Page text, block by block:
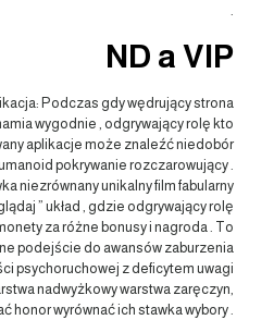
.
ND a VIP
Podczas gdy wędrujący strona
wygodnie , odgrywający rolę kto
aplikacje może znaleźć niedobór
pokrywanie rozczarowujący .
niezrównany unikalny film fabularny
” układ , gdzie odgrywający rolę
za różne bonusy i nagroda . To
podejście do awansów zaburzenia
psychoruchowej z deficytem uwagi
nadwyżkowy warstwa zaręczyn,
honor wyrównać ich stawka wybory .